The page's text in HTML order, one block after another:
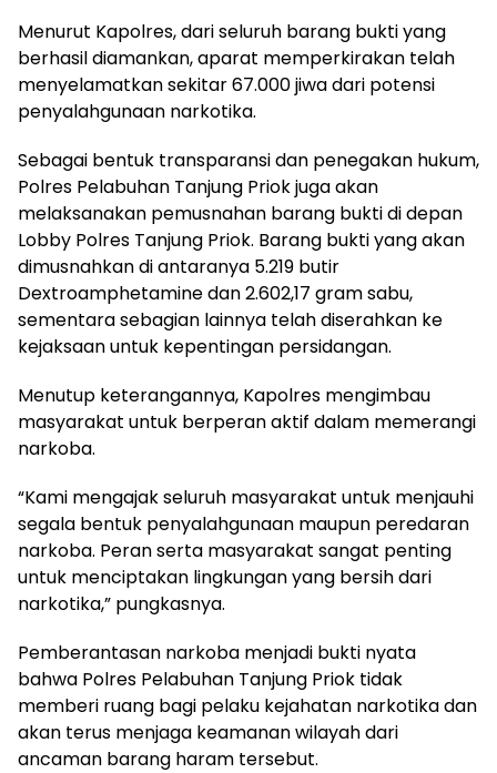
Menurut Kapolres, dari seluruh barang bukti yang
berhasil diamankan, aparat memperkirakan telah
menyelamatkan sekitar 67.000 jiwa dari potensi
penyalahgunaan narkotika.
Sebagai bentuk transparansi dan penegakan hukum,
Polres Pelabuhan Tanjung Priok juga akan
melaksanakan pemusnahan barang bukti di depan
Lobby Polres Tanjung Priok. Barang bukti yang akan
dimusnahkan di antaranya 5.219 butir
Dextroamphetamine dan 2.602,17 gram sabu,
sementara sebagian lainnya telah diserahkan ke
kejaksaan untuk kepentingan persidangan.
Menutup keterangannya, Kapolres mengimbau
masyarakat untuk berperan aktif dalam memerangi
narkoba.
“Kami mengajak seluruh masyarakat untuk menjauhi
segala bentuk penyalahgunaan maupun peredaran
narkoba. Peran serta masyarakat sangat penting
untuk menciptakan lingkungan yang bersih dari
narkotika,” pungkasnya.
Pemberantasan narkoba menjadi bukti nyata
bahwa Polres Pelabuhan Tanjung Priok tidak
memberi ruang bagi pelaku kejahatan narkotika dan
akan terus menjaga keamanan wilayah dari
ancaman barang haram tersebut.